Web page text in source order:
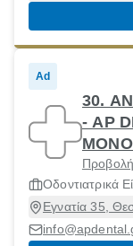
Ad
30.
- AP
Προβολή
Οδοντιατρικά
Εγνατία 35,